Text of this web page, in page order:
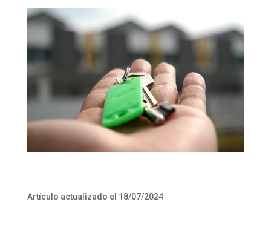
Artículo actualizado el 18/07/2024